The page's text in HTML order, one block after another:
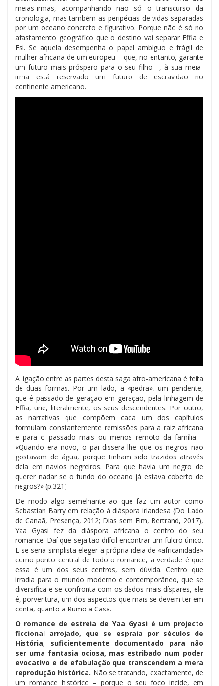
meias-irmãs, acompanhando não só o transcurso da
cronologia, mas também as peripécias de vidas separadas
por um oceano concreto e figurativo. Porque não é só no
afastamento geográfico que o destino vai separar Effia e
Esi. Se aquela desempenha o papel ambíguo e frágil de
mulher africana de um europeu – que, no entanto, garante
um futuro mais próspero para o seu filho –, à sua meia-
irmã está reservado um futuro de escravidão no
continente americano.
A ligação entre as partes desta saga afro-americana é feita
de duas formas. Por um lado, a «pedra», um pendente,
que é passado de geração em geração, pela linhagem de
Effia, une, literalmente, os seus descendentes. Por outro,
as narrativas que compõem cada um dos capítulos
formulam constantemente remissões para a raiz africana
e para o passado mais ou menos remoto da família –
«Quando era novo, o pai dissera-lhe que os negros não
gostavam de água, porque tinham sido trazidos através
dela em navios negreiros. Para que havia um negro de
querer nadar se o fundo do oceano já estava coberto de
negros?» (p.321)
De modo algo semelhante ao que faz um autor como
Sebastian Barry em relação à diáspora irlandesa (Do Lado
de Canaã, Presença, 2012; Dias sem Fim, Bertrand, 2017),
Yaa Gyasi fez da diáspora africana o centro do seu
romance. Daí que seja tão difícil encontrar um fulcro único.
E se seria simplista eleger a própria ideia de «africanidade»
como ponto central de todo o romance, a verdade é que
essa é um dos seus centros, sem dúvida. Centro que
irradia para o mundo moderno e contemporâneo, que se
diversifica e se confronta com os dados mais díspares, ele
é, porventura, um dos aspectos que mais se devem ter em
conta, quanto a Rumo a Casa.
O romance de estreia de Yaa Gyasi é um projecto
ficcional arrojado, que se espraia por séculos de
História, suficientemente documentado para não
ser uma fantasia ociosa, mas estribado num poder
evocativo e de efabulação que transcendem a mera
reprodução histórica. Não se tratando, exactamente, de
um romance histórico – porque o seu foco incide, em